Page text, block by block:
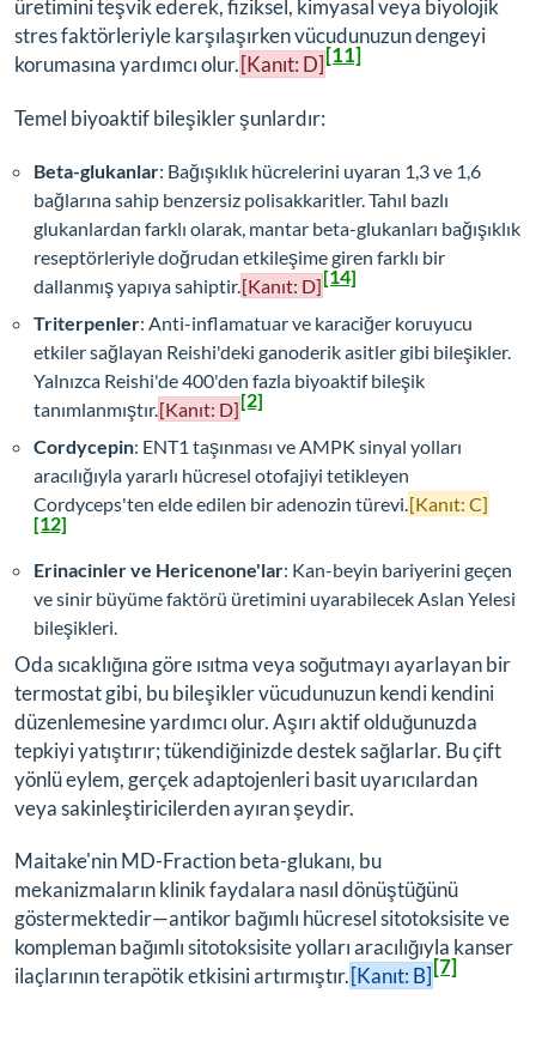
üretimini teşvik ederek, fiziksel, kimyasal veya biyolojik
stres faktörleriyle karşılaşırken vücudunuzun dengeyi
korumasına yardımcı olur.[Kanıt: D][11]
Temel biyoaktif bileşikler şunlardır:
Beta-glukanlar: Bağışıklık hücrelerini uyaran 1,3 ve 1,6
bağlarına sahip benzersiz polisakkaritler. Tahıl bazlı
glukanlardan farklı olarak, mantar beta-glukanları bağışıklık
reseptörleriyle doğrudan etkileşime giren farklı bir
dallanmış yapıya sahiptir.[Kanıt: D][14]
Triterpenler: Anti-inflamatuar ve karaciğer koruyucu
etkiler sağlayan Reishi'deki ganoderik asitler gibi bileşikler.
Yalnızca Reishi'de 400'den fazla biyoaktif bileşik
tanımlanmıştır.[Kanıt: D][2]
Cordycepin: ENT1 taşınması ve AMPK sinyal yolları
aracılığıyla yararlı hücresel otofajiyi tetikleyen
Cordyceps'ten elde edilen bir adenozin türevi.[Kanıt: C]
[12]
Erinacinler ve Hericenone'lar: Kan-beyin bariyerini geçen
ve sinir büyüme faktörü üretimini uyarabilecek Aslan Yelesi
bileşikleri.
Oda sıcaklığına göre ısıtma veya soğutmayı ayarlayan bir
termostat gibi, bu bileşikler vücudunuzun kendi kendini
düzenlemesine yardımcı olur. Aşırı aktif olduğunuzda
tepkiyi yatıştırır; tükendiğinizde destek sağlarlar. Bu çift
yönlü eylem, gerçek adaptojenleri basit uyarıcılardan
veya sakinleştiricilerden ayıran şeydir.
Maitake'nin MD-Fraction beta-glukanı, bu
mekanizmaların klinik faydalara nasıl dönüştüğünü
göstermektedir—antikor bağımlı hücresel sitotoksisite ve
kompleman bağımlı sitotoksisite yolları aracılığıyla kanser
ilaçlarının terapötik etkisini artırmıştır.[Kanıt: B][7]